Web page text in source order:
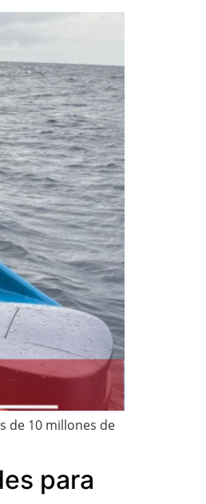
de 10 millones de
para